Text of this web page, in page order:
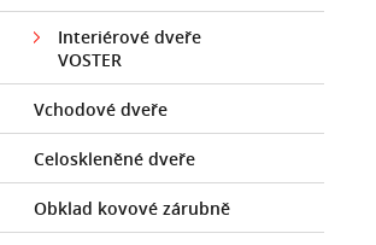
Interiérové dveře
VOSTER
Vchodové dveře
Celoskleněné dveře
Obklad kovové zárubně